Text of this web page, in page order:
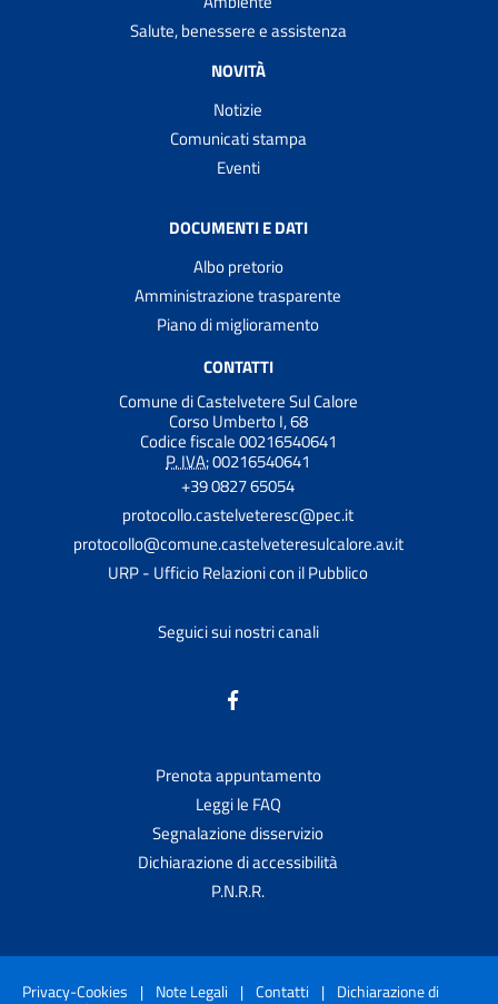
Salute, benessere e assistenza
NOVITÀ
Notizie
Comunicati stampa
Eventi
DOCUMENTI E DATI
Albo pretorio
Amministrazione trasparente
Piano di miglioramento
CONTATTI
Comune di Castelvetere Sul Calore
Corso Umberto I, 68
Codice fiscale 00216540641
P. IVA:00216540641
+39 0827 65054
protocollo.castelveteresc@pec.it
protocollo@comune.castelveteresulcalore.av.it
URP - Ufficio Relazioni con il Pubblico
Seguici sui nostri canali
Prenota appuntamento
Leggi le FAQ
Segnalazione disservizio
Dichiarazione di accessibilità
P.N.R.R.
Privacy-Cookies | Note Legali | Contatti | Dichiarazione di